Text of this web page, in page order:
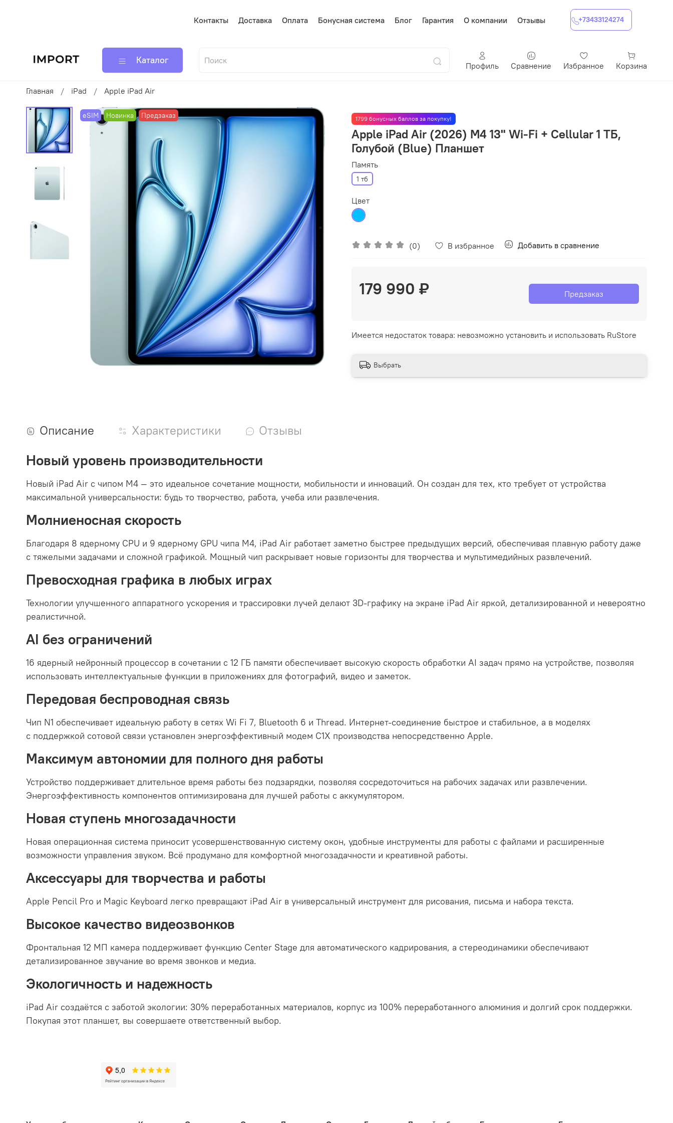
Контакты Доставка Оплата Бонусная система Блог Гарантия О компании Отзывы +73433124274
Каталог Профиль Сравнение Избранное Корзина
Главная iPad Apple iPad Air
eSIM Новинка Предзаказ 1799 бонусных баллов за покупку!
Apple iPad Air (2026) M4 13" Wi-Fi + Cellular 1 ТБ,
Голубой (Blue) Планшет
Память
1 тб
Цвет
(0) В избранное Добавить в сравнение
179 990 ₽ Предзаказ
Имеется недостаток товара: невозможно установить и использовать RuStore
Выбрать
Описание Характеристики Отзывы
Новый уровень производительности
Новый iPad Air с чипом M4 — это идеальное сочетание мощности, мобильности и инноваций. Он создан для тех, кто требует от устройства
максимальной универсальности: будь то творчество, работа, учеба или развлечения.
Молниеносная скорость
Благодаря 8 ядерному CPU и 9 ядерному GPU чипа M4, iPad Air работает заметно быстрее предыдущих версий, обеспечивая плавную работу даже
с тяжелыми задачами и сложной графикой. Мощный чип раскрывает новые горизонты для творчества и мультимедийных развлечений.
Превосходная графика в любых играх
Технологии улучшенного аппаратного ускорения и трассировки лучей делают 3D-графику на экране iPad Air яркой, детализированной и невероятно
реалистичной.
AI без ограничений
16 ядерный нейронный процессор в сочетании с 12 ГБ памяти обеспечивает высокую скорость обработки AI задач прямо на устройстве, позволяя
использовать интеллектуальные функции в приложениях для фотографий, видео и заметок.
Передовая беспроводная связь
Чип N1 обеспечивает идеальную работу в сетях Wi Fi 7, Bluetooth 6 и Thread. Интернет-соединение быстрое и стабильное, а в моделях
с поддержкой сотовой связи установлен энергоэффективный модем C1X производства непосредственно Apple.
Максимум автономии для полного дня работы
Устройство поддерживает длительное время работы без подзарядки, позволяя сосредоточиться на рабочих задачах или развлечении.
Энергоэффективность компонентов оптимизирована для лучшей работы с аккумулятором.
Новая ступень многозадачности
Новая операционная система приносит усовершенствованную систему окон, удобные инструменты для работы с файлами и расширенные
возможности управления звуком. Всё продумано для комфортной многозадачности и креативной работы.
Аксессуары для творчества и работы
Apple Pencil Pro и Magic Keyboard легко превращают iPad Air в универсальный инструмент для рисования, письма и набора текста.
Высокое качество видеозвонков
Фронтальная 12 МП камера поддерживает функцию Center Stage для автоматического кадрирования, а стереодинамики обеспечивают
детализированное звучание во время звонков и медиа.
Экологичность и надежность
iPad Air создаётся с заботой экологии: 30% переработанных материалов, корпус из 100% переработанного алюминия и долгий срок поддержки.
Покупая этот планшет, вы совершаете ответственный выбор.